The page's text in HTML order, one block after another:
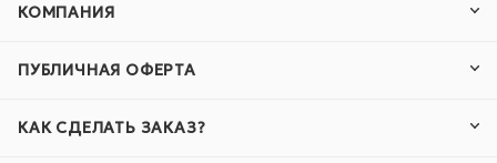
КОМПАНИЯ
ПУБЛИЧНАЯ ОФЕРТА
КАК СДЕЛАТЬ ЗАКАЗ?